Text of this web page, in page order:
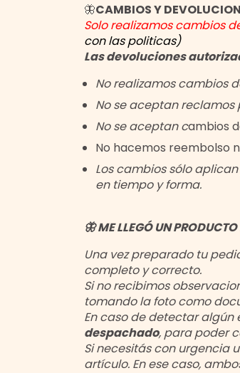
🦋CAMBIOS Y
Solo realizamos cambios
con las politicas)
Las devoluciones
Norealizamos cambios
Nose aceptan reclamos
No se aceptan cambios
No hacemos reembolso
Los cambios sólo
en tiempo y forma.
🦋 ME LLEGÓ UN PRODUCTO
Una vez preparado tu
completo y correcto.
Si no recibimos
tomando la foto como
En caso de detectar
despachado, para poder
Si necesitás con urgencia
artículo. En ese caso,